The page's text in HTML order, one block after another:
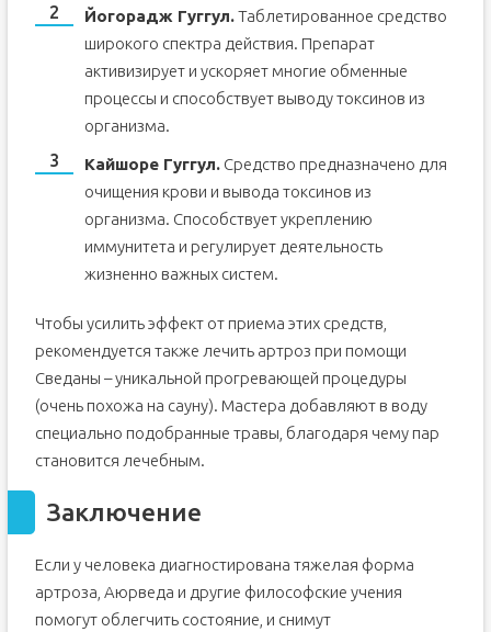
Йогорадж Гуггул.Таблетированное средство
широкого спектра действия. Препарат
активизирует и ускоряет многие обменные
процессы и способствует выводу токсинов из
организма.
Кайшоре Гуггул.Средство предназначено для
очищения крови и вывода токсинов из
организма. Способствует укреплению
иммунитета и регулирует деятельность
жизненно важных систем.
Чтобы усилить эффект от приема этих средств,
рекомендуется также лечить артроз при помощи
Сведаны – уникальной прогревающей процедуры
(очень похожа на сауну). Мастера добавляют в воду
специально подобранные травы, благодаря чему пар
становится лечебным.
Заключение
Если у человека диагностирована тяжелая форма
артроза, Аюрведа и другие философские учения
помогут облегчить состояние, и снимут